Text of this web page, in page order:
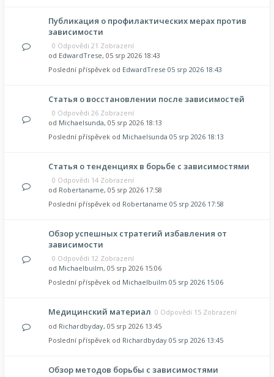
Публикация о профилактических мерах против
зависимости
0 Odpovědi 21 Zobrazení
od EdwardTrese, 05 srp 2026 18:43
Poslední příspěvek od EdwardTrese 05 srp 2026 18:43
Статья о восстановлении после зависимостей
0 Odpovědi 26 Zobrazení
od Michaelsunda, 05 srp 2026 18:13
Poslední příspěvek od Michaelsunda 05 srp 2026 18:13
Статья о тенденциях в борьбе с зависимостями
0 Odpovědi 14 Zobrazení
od Robertaname, 05 srp 2026 17:58
Poslední příspěvek od Robertaname 05 srp 2026 17:58
Обзор успешных стратегий избавления от
зависимости
0 Odpovědi 12 Zobrazení
od Michaelbuilm, 05 srp 2026 15:06
Poslední příspěvek od Michaelbuilm 05 srp 2026 15:06
Медицинский материал 0 Odpovědi 15 Zobrazení
od Richardbyday, 05 srp 2026 13:45
Poslední příspěvek od Richardbyday 05 srp 2026 13:45
Обзор методов борьбы с зависимостями